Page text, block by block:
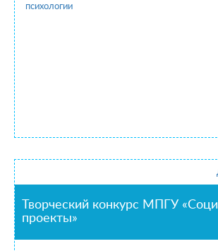
психологии
Творческий конкурс МПГУ
проекты»